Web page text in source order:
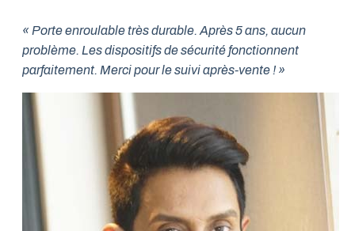
« Porte enroulable très durable. Après 5 ans, aucun
problème. Les dispositifs de sécurité fonctionnent
parfaitement. Merci pour le suivi après-vente ! »